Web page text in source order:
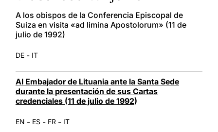
A los obispos de la Conferencia Episcopal de
Suiza en visita «ad limina Apostolorum» (11 de
julio de 1992)
DE - IT
Al Embajador de Lituania ante la Santa Sede
durante la presentación de sus Cartas
credenciales (11 de julio de 1992)
EN - ES - FR - IT